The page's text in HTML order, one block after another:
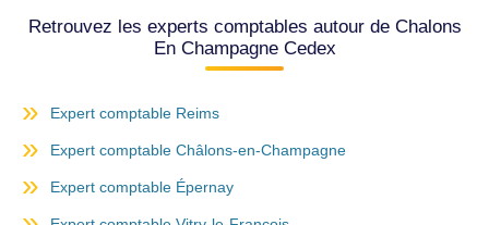
Retrouvez les experts comptables autour de Chalons
En Champagne Cedex
Expert comptable Reims
Expert comptable Châlons-en-Champagne
Expert comptable Épernay